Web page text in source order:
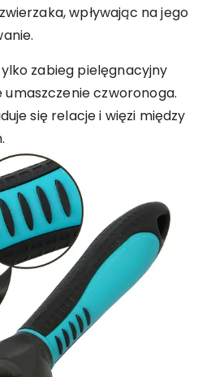
wpływając na jego
zabieg pielęgnacyjny
umaszczenie czworonoga.
się relacje i więzi między